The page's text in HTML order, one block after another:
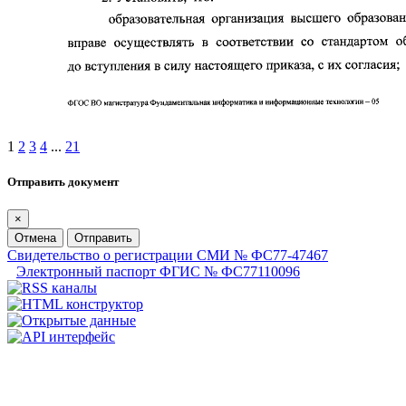
1 2 3 4 ... 21
Отправить документ
×
Отмена
Отправить
Свидетельство о регистрации СМИ № ФС77-47467
Электронный паспорт ФГИС № ФС77110096